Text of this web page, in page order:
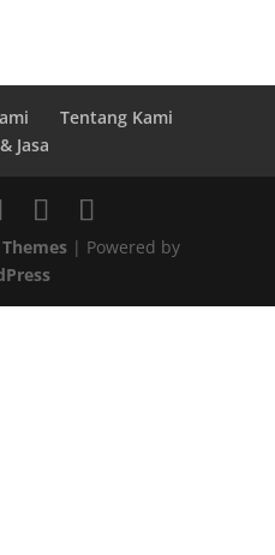
Tentang Kami
Jasa
| Powered by